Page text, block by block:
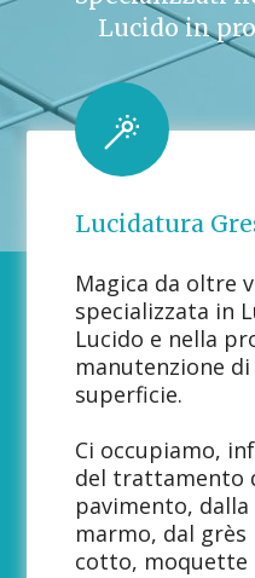
Lucido in
Lucidatura
Magica da oltre
specializzata in
Lucido e nella
manutenzione
superficie.
Ci occupiamo,
del trattamento
pavimento,
marmo, dal
cotto, moquette